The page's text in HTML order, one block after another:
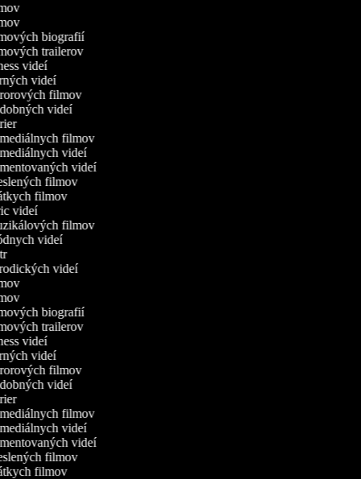
biografií
trailerov
videí
videí
filmov
videí
filmov
videí
videí
filmov
filmov
videí
filmov
videí
videí
biografií
trailerov
videí
videí
filmov
videí
filmov
videí
videí
filmov
filmov